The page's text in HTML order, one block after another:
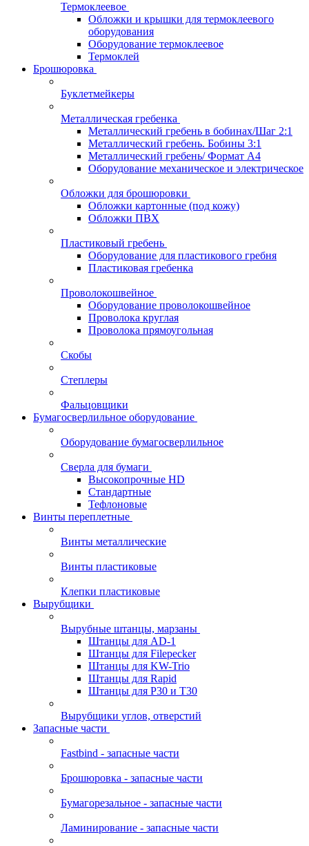
Термоклеевое
Обложки и крышки для термоклеевого
оборудования
Оборудование термоклеевое
Термоклей
Брошюровка
Буклетмейкеры
Металлическая гребенка
Металлический гребень в бобинах/Шаг 2:1
Металлический гребень. Бобины 3:1
Металлический гребень/ Формат А4
Оборудование механическое и электрическое
Обложки для брошюровки
Обложки картонные (под кожу)
Обложки ПВХ
Пластиковый гребень
Оборудование для пластикового гребня
Пластиковая гребенка
Проволокошвейное
Оборудование проволокошвейное
Проволока круглая
Проволока прямоугольная
Скобы
Степлеры
Фальцовщики
Бумагосверлильное оборудование
Оборудование бумагосверлильное
Сверла для бумаги
Высокопрочные HD
Стандартные
Тефлоновые
Винты переплетные
Винты металлические
Винты пластиковые
Клепки пластиковые
Вырубщики
Вырубные штанцы, марзаны
Штанцы для AD-1
Штанцы для Filepecker
Штанцы для KW-Trio
Штанцы для Rapid
Штанцы для Р30 и Т30
Вырубщики углов, отверстий
Запасные части
Fastbind - запасные части
Брошюровка - запасные части
Бумагорезальное - запасные части
Ламинирование - запасные части